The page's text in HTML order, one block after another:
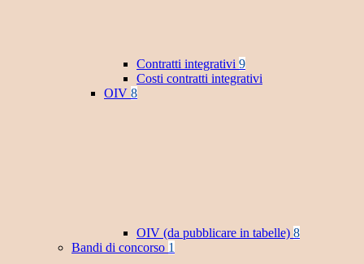
Contratti integrativi 9
Costi contratti integrativi
OIV 8
OIV (da pubblicare in tabelle) 8
Bandi di concorso 1